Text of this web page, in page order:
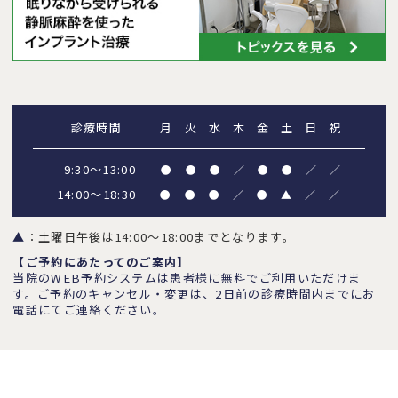
診療時間 月 火 水 木 金 土 日 祝
9:30～13:00 ● ● ● ／ ● ● ／ ／
14:00～18:30 ● ● ● ／ ● ▲ ／ ／
▲ ：土曜日午後は14:00～18:00までとなります。
【ご予約にあたってのご案内】
当院のWEB予約システムは患者様に無料でご利用いただけま
す。ご予約のキャンセル・変更は、2日前の診療時間内までにお
電話にてご連絡ください。